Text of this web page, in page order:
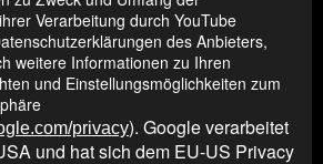
Verarbeitung durch YouTube
des Anbieters,
weitere Informationen zu Ihren
und Einstellungsmöglichkeiten zum
privacy). Google verarbeitet
und hat sich dem EU-US Privacy